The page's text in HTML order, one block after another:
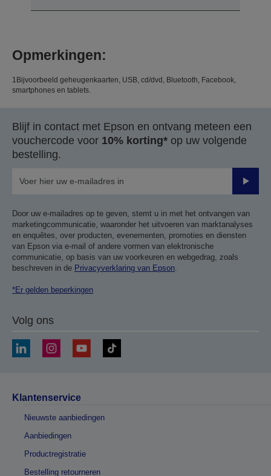
Opmerkingen:
1Bijvoorbeeld geheugenkaarten, USB, cd/dvd, Bluetooth, Facebook,
smartphones en tablets.
Blijf in contact met Epson en ontvang meteen een
vouchercode voor 10% korting* op uw volgende
bestelling.
Door uw e-mailadres op te geven, stemt u in met het ontvangen van
marketingcommunicatie, waaronder het uitvoeren van marktanalyses
en enquêtes, over producten, evenementen, promoties en diensten
van Epson via e-mail of andere vormen van elektronische
communicatie, op basis van uw voorkeuren en webgedrag, zoals
beschreven in de Privacyverklaring van Epson
*Er gelden beperkingen
Volg ons
Klantenservice
Nieuwste aanbiedingen
Aanbiedingen
Productregistratie
Bestelling retourneren